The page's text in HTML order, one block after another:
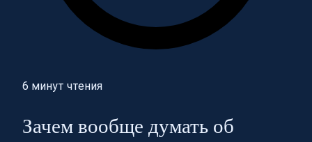
6 минут чтения
Зачем вообще думать об